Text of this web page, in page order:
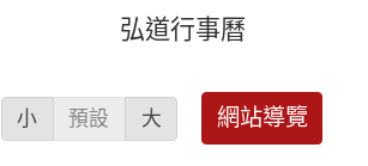
弘道行事曆
小 預設 大 網站導覽